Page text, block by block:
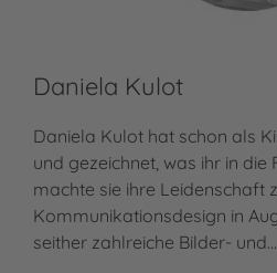
Daniela Kulot
Daniela Kulot hat schon als
und gezeichnet, was ihr in die
machte sie ihre Leidenschaft
Kommunikationsdesign in
seither zahlreiche Bilder- und…